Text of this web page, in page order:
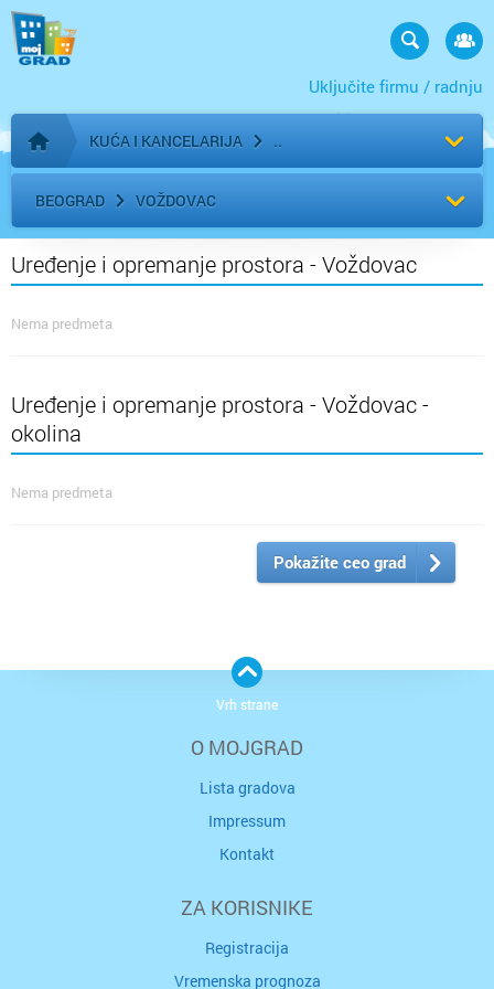
Uključite firmu / radnju
Početna stranica
KUĆA I KANCELARIJA
BEOGRAD VOŽDOVAC
Uređenje i opremanje prostora - Voždovac
Nema predmeta
Uređenje i opremanje prostora - Voždovac -
okolina
Nema predmeta
Pokažite ceo grad
O MOJGRAD
Lista gradova
Impressum
Kontakt
ZA KORISNIKE
Registracija
Vremenska prognoza
Vrh strane